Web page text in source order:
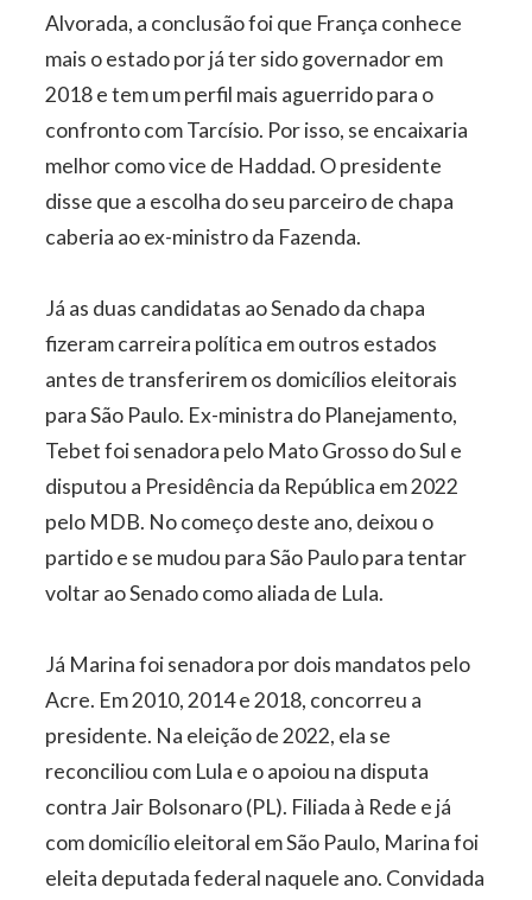
Alvorada, a conclusão foi que França conhece
mais o estado por já ter sido governador em
2018 e tem um perfil mais aguerrido para o
confronto com Tarcísio. Por isso, se encaixaria
melhor como vice de Haddad. O presidente
disse que a escolha do seu parceiro de chapa
caberia ao ex-ministro da Fazenda.
Já as duas candidatas ao Senado da chapa
fizeram carreira política em outros estados
antes de transferirem os domicílios eleitorais
para São Paulo. Ex-ministra do Planejamento,
Tebet foi senadora pelo Mato Grosso do Sul e
disputou a Presidência da República em 2022
pelo MDB. No começo deste ano, deixou o
partido e se mudou para São Paulo para tentar
voltar ao Senado como aliada de Lula.
Já Marina foi senadora por dois mandatos pelo
Acre. Em 2010, 2014 e 2018, concorreu a
presidente. Na eleição de 2022, ela se
reconciliou com Lula e o apoiou na disputa
contra Jair Bolsonaro (PL). Filiada à Rede e já
com domicílio eleitoral em São Paulo, Marina foi
eleita deputada federal naquele ano. Convidada